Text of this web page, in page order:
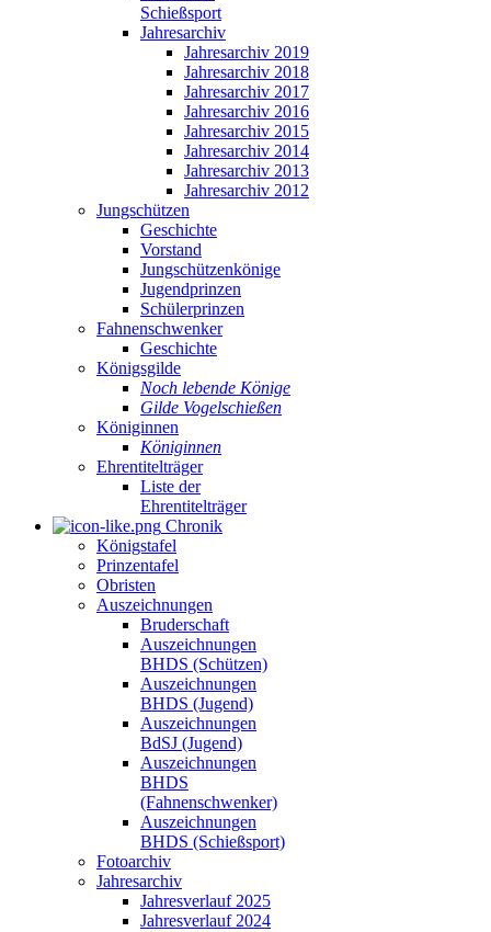
Schießsport
Jahresarchiv
Jahresarchiv 2019
Jahresarchiv 2018
Jahresarchiv 2017
Jahresarchiv 2016
Jahresarchiv 2015
Jahresarchiv 2014
Jahresarchiv 2013
Jahresarchiv 2012
Jungschützen
Geschichte
Vorstand
Jungschützenkönige
Jugendprinzen
Schülerprinzen
Fahnenschwenker
Geschichte
Königsgilde
Noch lebende Könige
Gilde Vogelschießen
Königinnen
Königinnen
Ehrentitelträger
Liste der
Ehrentitelträger
Chronik
Königstafel
Prinzentafel
Obristen
Auszeichnungen
Bruderschaft
Auszeichnungen
BHDS (Schützen)
Auszeichnungen
BHDS (Jugend)
Auszeichnungen
BdSJ (Jugend)
Auszeichnungen
BHDS
(Fahnenschwenker)
Auszeichnungen
BHDS (Schießsport)
Fotoarchiv
Jahresarchiv
Jahresverlauf 2025
Jahresverlauf 2024